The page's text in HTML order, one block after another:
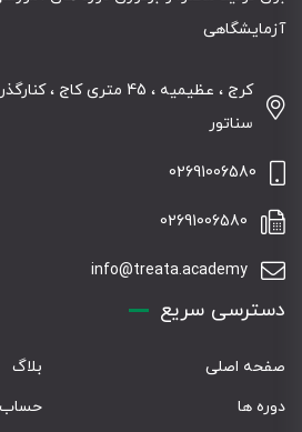
آزمایشگاهی
کرج ، عظیمیه ، 45 متری
سناتور
02691006580
02691006580
info@treata.academy
دسترسی سریع
صفحه اصلی
بلاگ
دوره ها
حساب